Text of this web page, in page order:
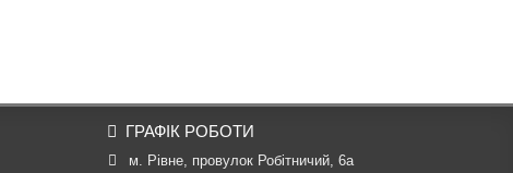
ГРАФІК РОБОТИ
м. Рівне, провулок Робітничий, 6а